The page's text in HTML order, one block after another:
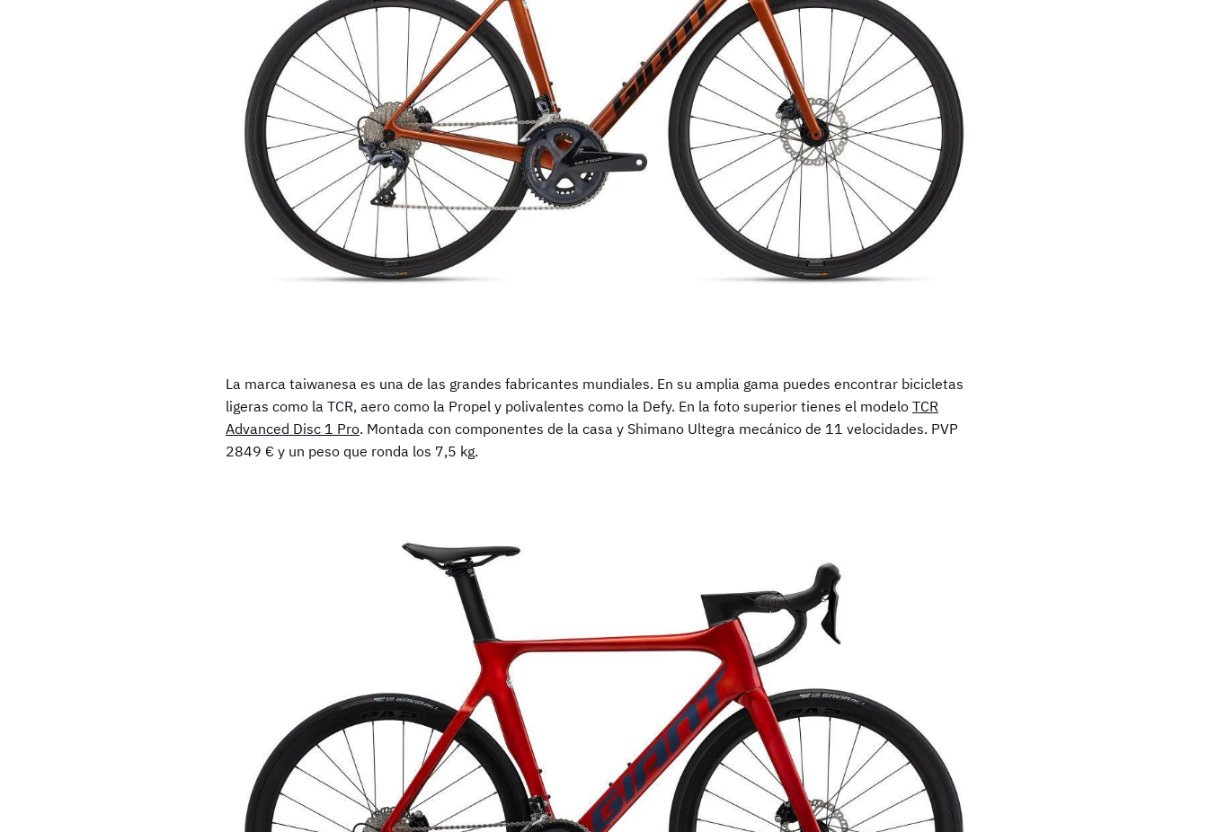
La marca taiwanesa es una de las grandes fabricantes mundiales. En su amplia gama puedes encontrar bicicletas
ligeras como la TCR, aero como la Propel y polivalentes como la Defy. En la foto superior tienes el modelo TCR
Advanced Disc 1 Pro. Montada con componentes de la casa y Shimano Ultegra mecánico de 11 velocidades. PVP
2849 € y un peso que ronda los 7,5 kg.